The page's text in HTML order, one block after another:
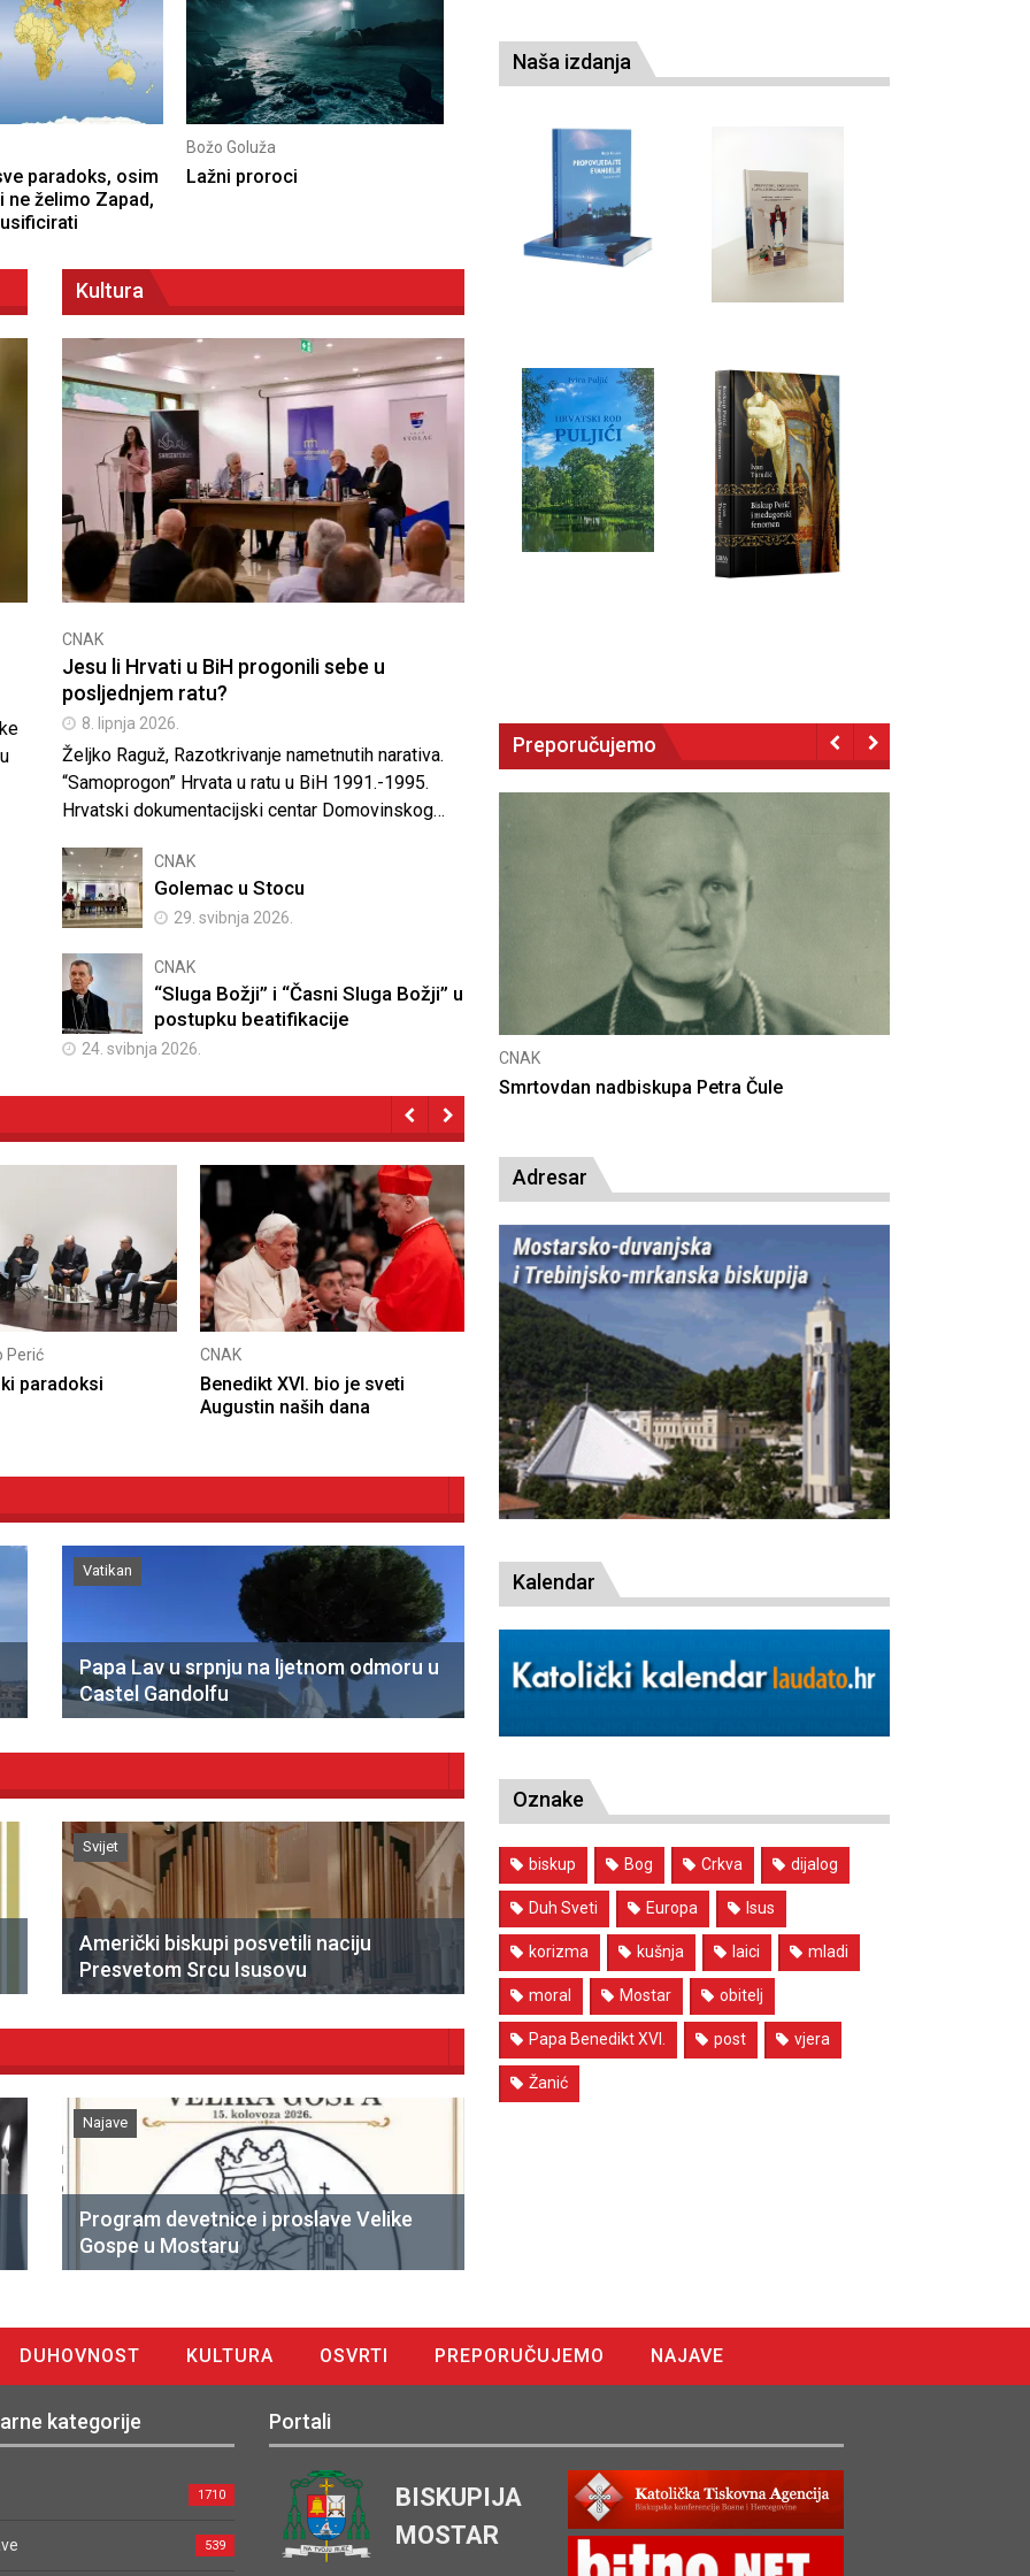
paradoks, osim
ne želimo Zapad,
Božo Goluža
Lažni proroci
Don Zvonimir Rezo
Pismo braći svećenicima
Orbanove bezopasne karte i
opasne politike
Kultura
CNAK
Jesu li Hrvati u BiH progonili sebe u
posljednjem ratu?
8. lipnja 2026.
Željko Raguž, Razotkrivanje nametnutih narativa.
“Samoprogon” Hrvata u ratu u BiH 1991.-1995.
Hrvatski dokumentacijski centar Domovinskog…
CNAK
Golemac u Stocu
29. svibnja 2026.
CNAK
“Sluga Božji” i “Časni Sluga Božji” u
postupku beatifikacije
24. svibnja 2026.
XVI. bio je sveti
Dario Zürchauer
Gvozdansko – čak je i Turčina
zadivila herojska smrt
Fra Ivan Dugandžić
Odgovor don Ivanu Turudiću
(2)
Vatikan
Papa Lav u srpnju na ljetnom odmoru u
Castel Gandolfu
Svijet
Američki biskupi posvetili naciju
Presvetom Srcu Isusovu
Najave
Program devetnice i proslave Velike
Gospe u Mostaru
Naša izdanja
Preporučujemo
CNAK
Deseta obljetnica poništenja komunističke
Adresar
Kalendar
Oznake
biskup Bog Crkva dijalog
Duh Sveti Europa Isus
korizma kušnja laici mladi
moral Mostar obitelj
Papa Benedikt XVI. post vjera
Žanić
DUHOVNOST KULTURA OSVRTI PREPORUČUJEMO
NAJAVE
kategorije
1710
539
Portali
BISKUPIJA
MOSTAR